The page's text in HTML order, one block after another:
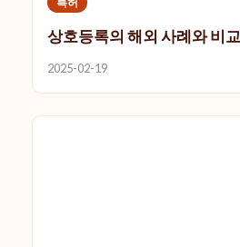
상호등록의 해외 사례와 비교
2025-02-19